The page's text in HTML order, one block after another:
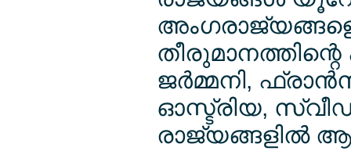
ജര്‍മ്മനി,
ഓസ്ട്രിയ,
രാജ്യങ്ങളില്‍